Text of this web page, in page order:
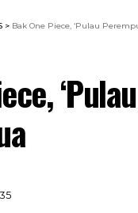
> Bak One Piece, ‘Pulau